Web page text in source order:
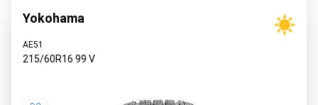
Yokohama
AE51
215/60R16 99 V